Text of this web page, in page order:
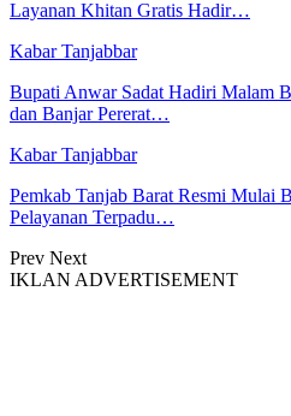
Layanan Khitan Gratis Hadir…
Kabar Tanjabbar
Bupati Anwar Sadat Hadiri Malam
dan Banjar Pererat…
Kabar Tanjabbar
Pemkab Tanjab Barat Resmi Mulai
Pelayanan Terpadu…
Prev Next
IKLAN ADVERTISEMENT